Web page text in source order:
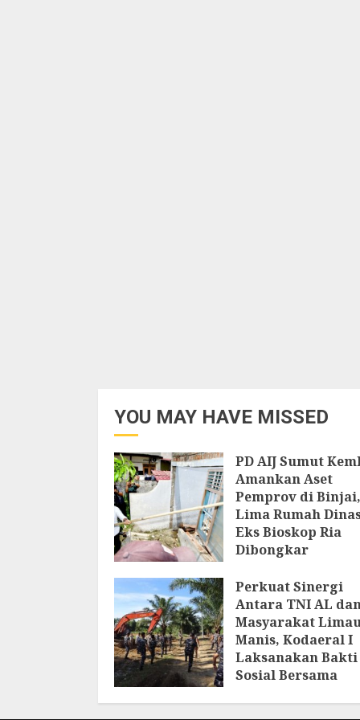
YOU MAY HAVE MISSED
PD AIJ Sumut
Amankan Aset
Pemprov di Binjai,
Lima Rumah
Eks Bioskop Ria
Dibongkar
Perkuat Sinergi
Antara TNI AL
Masyarakat
Manis, Kodaeral I
Laksanakan Bakti
Sosial Bersama